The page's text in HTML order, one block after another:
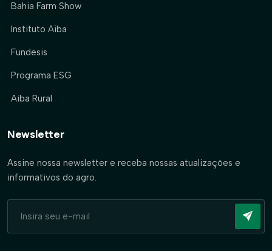
Bahia Farm Show
Instituto Aiba
Fundesis
Programa ESG
Aiba Rural
Newsletter
Assine nossa newsletter e receba nossas atualizações e
informativos do agro.